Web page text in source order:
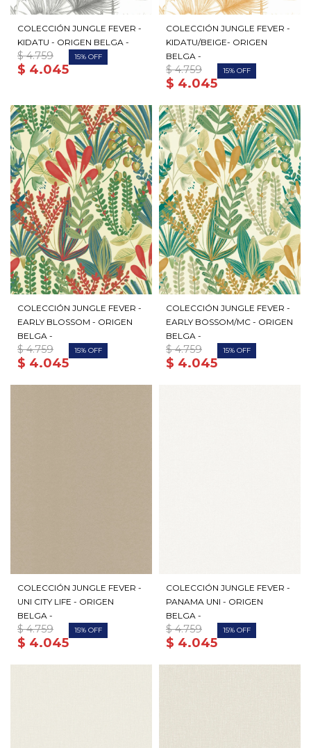
COLECCIÓN JUNGLE FEVER -
KIDATU - ORIGEN BELGA -
$ 4.045
$ 4.759 15
COLECCIÓN JUNGLE FEVER -
KIDATU/BEIGE- ORIGEN
BELGA -
$ 4.045
$ 4.759 15
COLECCIÓN JUNGLE FEVER -
EARLY BLOSSOM - ORIGEN
BELGA -
$ 4.045
$ 4.759 15
COLECCIÓN JUNGLE FEVER -
EARLY BOSSOM/MC - ORIGEN
BELGA -
$ 4.045
$ 4.759 15
COLECCIÓN JUNGLE FEVER -
UNI CITY LIFE - ORIGEN
BELGA -
$ 4.045
$ 4.759 15
COLECCIÓN JUNGLE FEVER -
PANAMA UNI - ORIGEN
BELGA -
$ 4.045
$ 4.759 15